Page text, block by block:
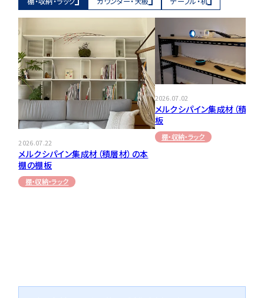
2026.07.22
メルクシパイン集成材（積層材）の本
棚の棚板
棚・収納・ラック
2026.07.02
メルクシパイン集成材（積層材
板
棚・収納・ラック